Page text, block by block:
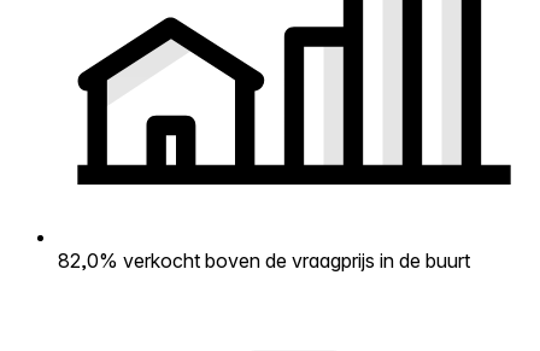
82,0% verkocht boven de vraagprijs in de buurt